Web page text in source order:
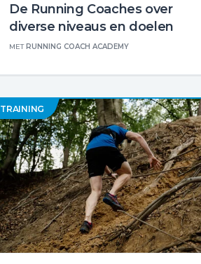
De Running Coaches over
diverse niveaus en doelen
METRUNNING COACH ACADEMY
TRAINING